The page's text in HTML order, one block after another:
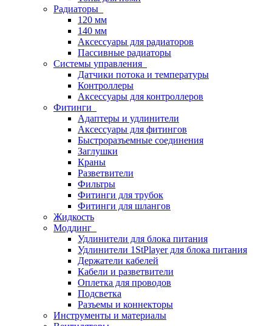
Радиаторы
120 мм
140 мм
Аксессуары для радиаторов
Пассивные радиаторы
Системы управления
Датчики потока и температуры
Контроллеры
Аксессуары для контроллеров
Фитинги
Адаптеры и удлинители
Аксессуары для фитингов
Быстроразъемные соединения
Заглушки
Краны
Разветвители
Фильтры
Фитинги для трубок
Фитинги для шлангов
Жидкость
Моддинг
Удлинители для блока питания
Удлинители 1StPlayer для блока питания
Держатели кабелей
Кабели и разветвители
Оплетка для проводов
Подсветка
Разъемы и коннекторы
Инструменты и материалы